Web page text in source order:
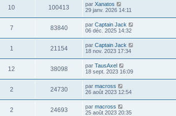
10 100413 par Xanatos
29 janv. 2026 14:11
7 83840 par Captain Jack
06 déc. 2025 14:32
1 21154 par Captain Jack
18 nov. 2023 17:34
12 38098 par TausAxel
18 sept. 2023 16:09
2 24730 par macross
26 août 2023 12:54
2 24693 par macross
25 août 2023 20:35